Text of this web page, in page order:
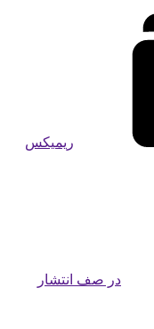
ریمیکس
در صف انتشار